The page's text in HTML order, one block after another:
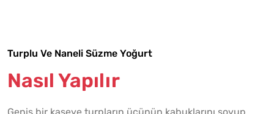
Turplu Ve Naneli Süzme Yoğurt
Nasıl Yapılır